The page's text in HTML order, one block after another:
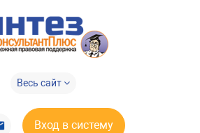
Весь сайт
Вход в систему